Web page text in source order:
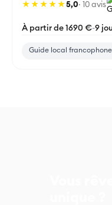
★★★★★5,0· 10 avis
À partir de 1690 €-9
Guide local francophone